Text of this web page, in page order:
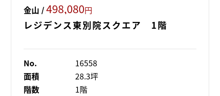
金山 /498,080円
レジデンス東別院スクエア 1階
No.
16558
面積
28.3坪
階数
1階